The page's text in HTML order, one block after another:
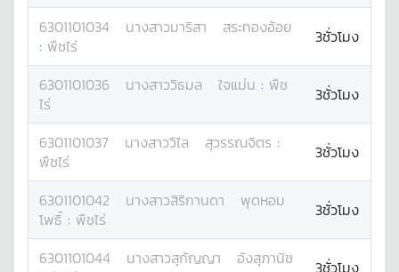
6301101034 นางสาวมาริสา
สระทองอ้อย
: พืชไร่ 3ชั่วโมง
6301101036 นางสาววิธมล ใจแม่น : พืช
ไร่
3ชั่วโมง
6301101037 นางสาววิไล สุวรรณจิตร :
พืชไร่
3ชั่วโมง
6301101042 นางสาวสิริกานดา
พุดหอม
โพธิ์ : พืชไร่ 3ชั่วโมง
6301101044 นางสาวสุกัญญา
อังสุภานิช
3ชั่วโมง